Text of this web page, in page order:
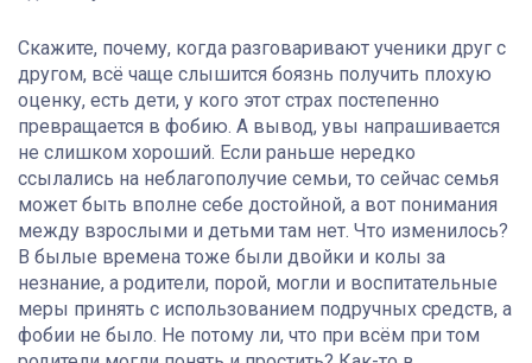
Скажите, почему, когда разговаривают ученики друг с
другом, всё чаще слышится боязнь получить плохую
оценку, есть дети, у кого этот страх постепенно
превращается в фобию. А вывод, увы напрашивается
не слишком хороший. Если раньше нередко
ссылались на неблагополучие семьи, то сейчас семья
может быть вполне себе достойной, а вот понимания
между взрослыми и детьми там нет. Что изменилось?
В былые времена тоже были двойки и колы за
незнание, а родители, порой, могли и воспитательные
меры принять с использованием подручных средств, а
фобии не было. Не потому ли, что при всём при том